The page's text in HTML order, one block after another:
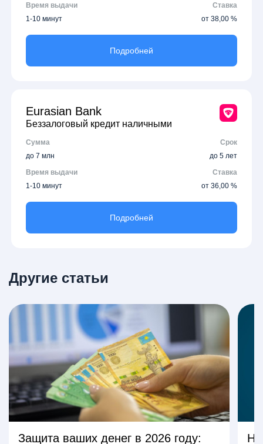
Время выдачи
Ставка
1-10 минут
от 38,00 %
Подробней
Eurasian Bank
Беззалоговый кредит наличными
Сумма
Срок
до 7 млн
до 5 лет
Время выдачи
Ставка
1-10 минут
от 36,00 %
Подробней
Другие статьи
Защита ваших денег в 2026 году: